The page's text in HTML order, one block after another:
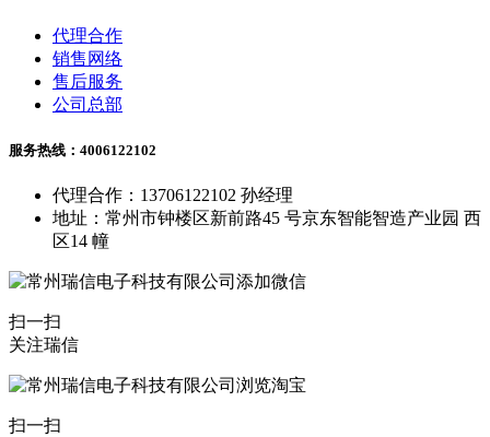
代理合作
销售网络
售后服务
公司总部
服务热线：4006122102
代理合作：13706122102 孙经理
地址：常州市钟楼区新前路45 号京东智能智造产业园 西
区14 幢
扫一扫
关注瑞信
扫一扫